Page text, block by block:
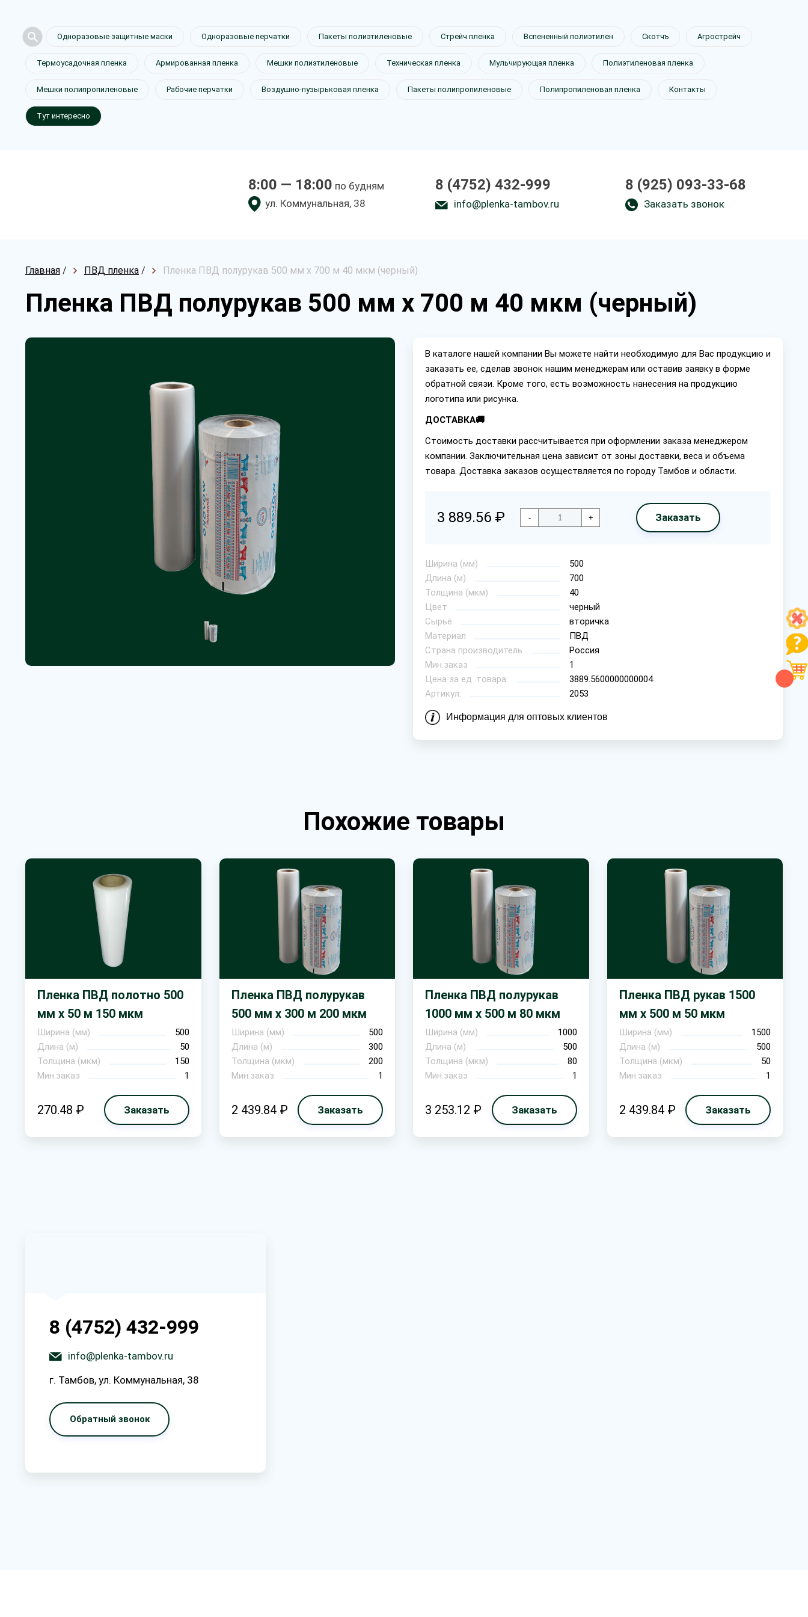
Одноразовые защитные маски Одноразовые перчатки Пакеты полиэтиленовые Стрейч пленка Вспененный полиэтилен Скотчъ Агрострейч
Термоусадочная пленка Армированная пленка Мешки полиэтиленовые Техническая пленка Мульчирующая пленка Полиэтиленовая пленка
Мешки полипропиленовые Рабочие перчатки Воздушно-пузырьковая пленка Пакеты полипропиленовые Полипропиленовая пленка Контакты
Тут интересно
8:00 — 18:00 по будням
ул. Коммунальная, 38
8 (4752) 432-999
info@plenka-tambov.ru
8 (925) 093-33-68
Заказать звонок
Главная / ПВД пленка / Пленка ПВД полурукав 500 мм х 700 м 40 мкм (черный)
Пленка ПВД полурукав 500 мм х 700 м 40 мкм (черный)
В каталоге нашей компании Вы можете найти необходимую для Вас продукцию и
заказать ее, сделав звонок нашим менеджерам или оставив заявку в форме
обратной связи. Кроме того, есть возможность нанесения на продукцию
логотипа или рисунка.
ДОСТАВКА🚚
Стоимость доставки рассчитывается при оформлении заказа менеджером
компании. Заключительная цена зависит от зоны доставки, веса и объема
товара. Доставка заказов осуществляется по городу Тамбов и области.
3 889.56 ₽ - + Заказать
Ширина (мм)
500
Длина (м)
700
Толщина (мкм)
40
Цвет
черный
Сырьё
вторичка
Материал
ПВД
Страна производитель
Россия
Мин.заказ
1
Цена за ед. товара:
3889.5600000000004
Артикул:
2053
Информация для оптовых клиентов
Похожие товары
Пленка ПВД полотно 500
мм х 50 м 150 мкм
Ширина (мм)
500
Длина (м)
50
Толщина (мкм)
150
Мин.заказ
1
270.48 ₽ Заказать
Пленка ПВД полурукав
500 мм х 300 м 200 мкм
Ширина (мм)
500
Длина (м)
300
Толщина (мкм)
200
Мин.заказ
1
2 439.84 ₽ Заказать
Пленка ПВД полурукав
1000 мм х 500 м 80 мкм
Ширина (мм)
1000
Длина (м)
500
Толщина (мкм)
80
Мин.заказ
1
3 253.12 ₽ Заказать
Пленка ПВД рукав 1500
мм х 500 м 50 мкм
Ширина (мм)
1500
Длина (м)
500
Толщина (мкм)
50
Мин.заказ
1
2 439.84 ₽ Заказать
8 (4752) 432-999
info@plenka-tambov.ru
г. Тамбов, ул. Коммунальная, 38
Обратный звонок